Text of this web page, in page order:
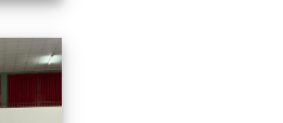
2026/01/07會考誓師活